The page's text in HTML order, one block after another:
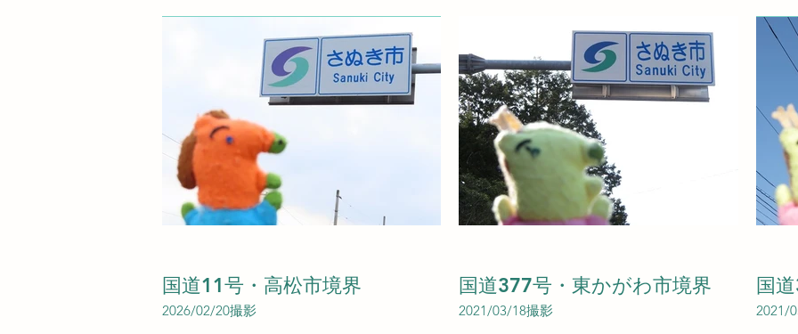
国道11号・高松市境界
2026/02/20撮影
国道377号・東かがわ市境界
2021/03/18撮影
国
2021/